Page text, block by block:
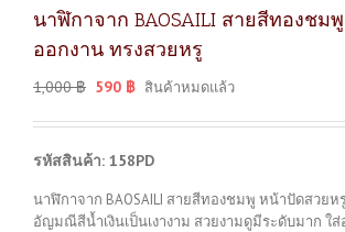
นาฬิกาจาก BAOSAILI สายสีทองชม
ออกงาน ทรงสวยหรู
1,000฿ 590 ฿ สินค้าหมดแล้ว
รหัสสินค้า: 158PD
นาฬิกาจาก BAOSAILI สายสีทองชมพู หน้าปัดสวย
อัญมณีสีน้ำเงินเป็นเงางาม สวยงามดูมีระดับมาก ใ